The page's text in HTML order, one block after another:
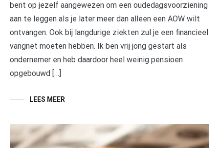
bent op jezelf aangewezen om een oudedagsvoorziening
aan te leggen als je later meer dan alleen een AOW wilt
ontvangen. Ook bij langdurige ziekten zul je een financieel
vangnet moeten hebben. Ik ben vrij jong gestart als
ondernemer en heb daardoor heel weinig pensioen
opgebouwd […]
LEES MEER